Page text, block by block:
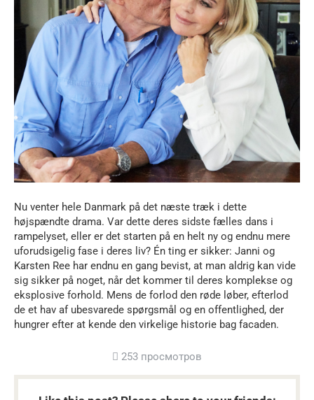
Nu venter hele Danmark på det næste træk i dette
højspændte drama. Var dette deres sidste fælles dans i
rampelyset, eller er det starten på en helt ny og endnu mere
uforudsigelig fase i deres liv? Én ting er sikker: Janni og
Karsten Ree har endnu en gang bevist, at man aldrig kan vide
sig sikker på noget, når det kommer til deres komplekse og
eksplosive forhold. Mens de forlod den røde løber, efterlod
de et hav af ubesvarede spørgsmål og en offentlighed, der
hungrer efter at kende den virkelige historie bag facaden.
253 просмотров